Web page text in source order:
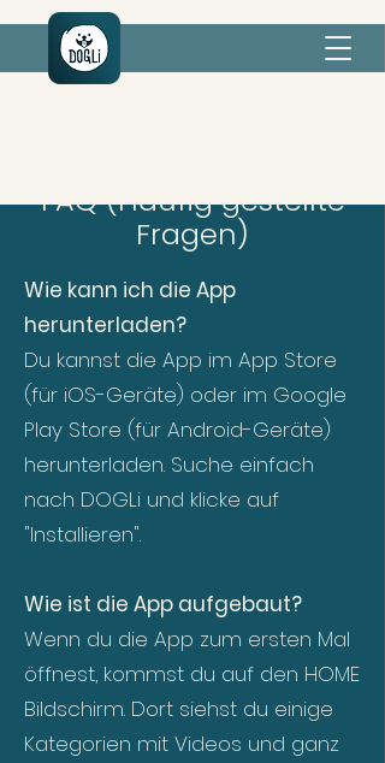
FAQ (Häufig gestellte
Fragen)
Wie kann ich die App
herunterladen?
Du kannst die App im App Store
(für iOS-Geräte) oder im Google
Play Store (für Android-Geräte)
herunterladen. Suche einfach
nach DOGLi und klicke auf
"Installieren".
Wie ist die App aufgebaut?
Wenn du die App zum ersten Mal
öffnest, kommst du auf den HOME
Bildschirm. Dort siehst du einige
Kategorien mit Videos und ganz